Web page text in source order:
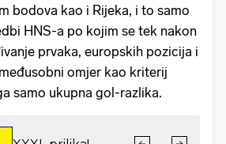
bodova kao i Rijeka, i to samo
HNS-a po kojim se tek nakon
prvaka, europskih pozicija i
omjer kao kriterij
samo ukupna gol-razlika.